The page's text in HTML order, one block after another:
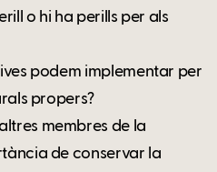
o hi ha perills per als
podem implementar per
propers?
membres de la
de conservar la